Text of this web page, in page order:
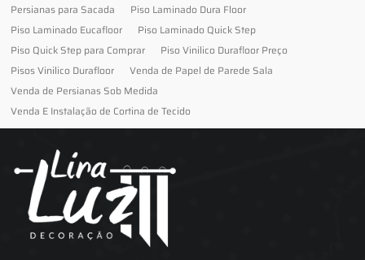
Persianas para Sacada
Piso Laminado Dura Floor
Piso Laminado Eucafloor
Piso Laminado Quick Step
Piso Quick Step para Comprar
Piso Vinilico Durafloor Preço
Pisos Vinilico Durafloor
Venda de Papel de Parede Sala
Venda de Persianas Sob Medida
Venda E Instalação de Cortina de Tecido